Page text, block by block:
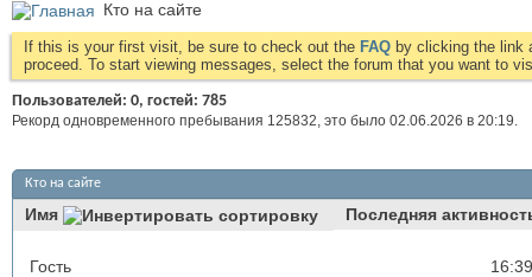
Кто на сайте
If this is your first visit, be sure to check out the FAQ by clicking the link
proceed. To start viewing messages, select the forum that you want to
Пользователей: 0, гостей: 785
Рекорд одновременного пребывания 125832, это было 02.06.2026 в 20:19.
Кто на сайте
Имя Последняя
Гость 16:39